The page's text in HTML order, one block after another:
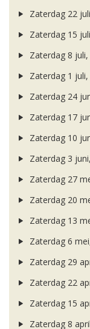
Zaterdag 22
Zaterdag 15
Zaterdag 8
Zaterdag 1
Zaterdag 24
Zaterdag 17
Zaterdag 10
Zaterdag 3
Zaterdag 27
Zaterdag 20
Zaterdag 13
Zaterdag 6
Zaterdag 29
Zaterdag 22
Zaterdag 15
Zaterdag 8